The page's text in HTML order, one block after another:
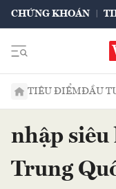
CHỨNG KHOÁN
TIÊU ĐIỂMĐẦU
nhập siêu
Trung